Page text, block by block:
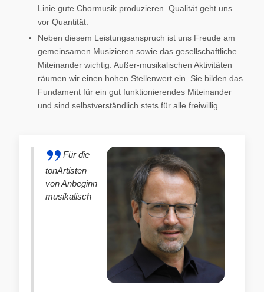
Linie gute Chormusik produzieren. Qualität geht uns
vor Quantität.
Neben diesem Leistungsanspruch ist uns Freude am
gemeinsamen Musizieren sowie das gesellschaftliche
Miteinander wichtig. Außer-musikalischen Aktivitäten
räumen wir einen hohen Stellenwert ein. Sie bilden das
Fundament für ein gut funktionierendes Miteinander
und sind selbstverständlich stets für alle freiwillig.
Für die
tonArtisten
von Anbeginn
musikalisch